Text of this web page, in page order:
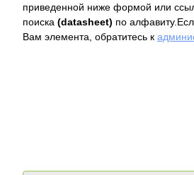
приведенной ниже формой или
поиска (datasheet) по
Вам элемента, обратитесь к